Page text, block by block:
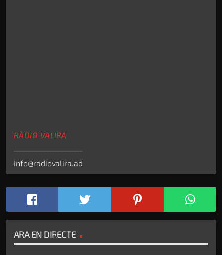
RÀDIO VALIRA
info@radiovalira.ad
ARA EN DIRECTE